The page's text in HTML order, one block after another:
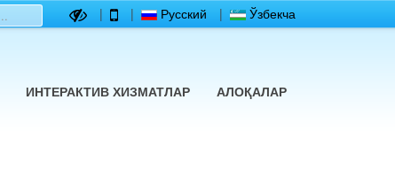
| | Русский | Ўзбекча
ИНТЕРАКТИВ ХИЗМАТЛАР АЛОҚАЛАР